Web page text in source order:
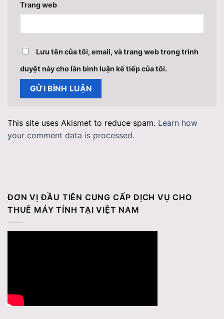
ĐƠN VỊ ĐẦU TIÊN CUNG CẤP DỊCH VỤ CHO
THUÊ MÁY TÍNH TẠI VIỆT NAM
Trang web
Lưu tên của tôi, email, và trang web trong trình
duyệt này cho lần bình luận kế tiếp của tôi.
This site uses Akismet to reduce spam. Learn how
your comment data is processed.